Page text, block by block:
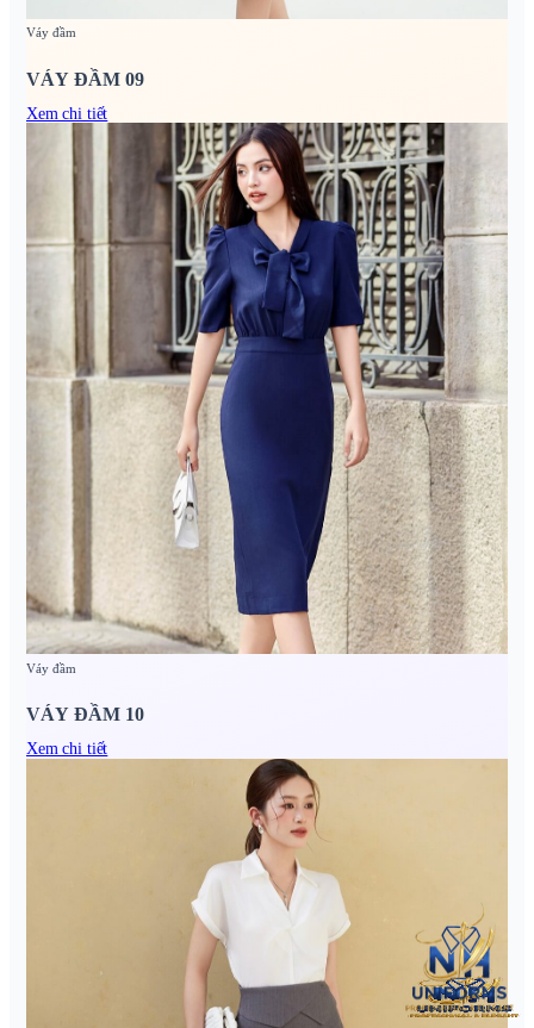
Váy đầm
VÁY ĐẦM 09
Xem chi tiết
Váy đầm
VÁY ĐẦM 10
Xem chi tiết